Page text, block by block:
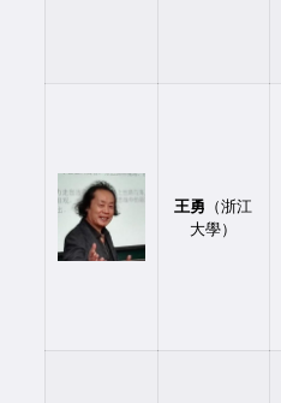
王勇 （浙江
大學）